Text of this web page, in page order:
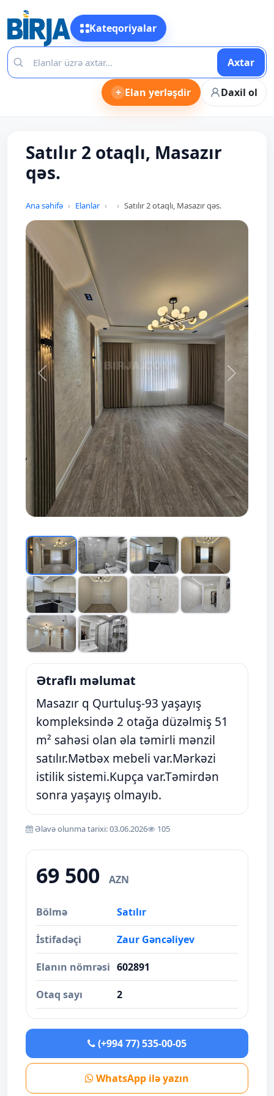
Kateqoriyalar
Axtar
+ Elan yerləşdir Daxil ol
Satılır 2 otaqlı, Masazır
qəs.
Ana səhifə Elanlar Satılır 2 otaqlı, Masazır qəs.
Prev Next
Ətraflı məlumat
Masazır q Qurtuluş-93 yaşayış
kompleksində 2 otağa düzəlmiş 51
m² sahəsi olan əla təmirli mənzil
satılır.Mətbəx mebeli var.Mərkəzi
istilik sistemi.Kupça var.Təmirdən
sonra yaşayış olmayıb.
Əlavə olunma tarixi: 03.06.2026 105
69 500 AZN
Bölmə Satılır
İstifadəçi Zaur Gəncəliyev
Elanın nömrəsi 602891
Otaq sayı 2
(+994 77) 535-00-05
WhatsApp ilə yazın